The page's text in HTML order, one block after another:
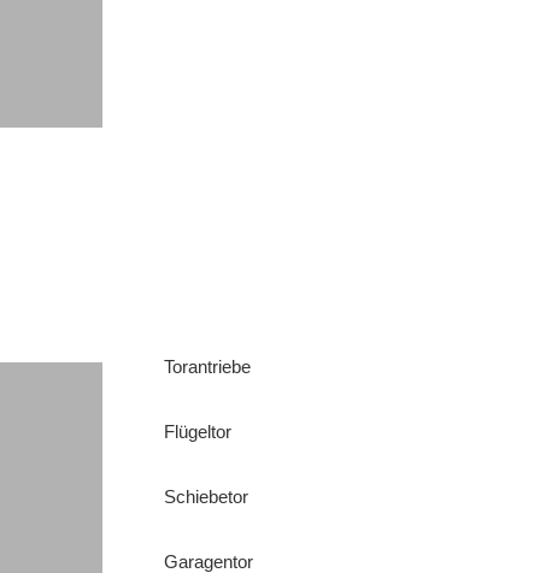
Torantriebe
Flügeltor
Schiebetor
Garagentor